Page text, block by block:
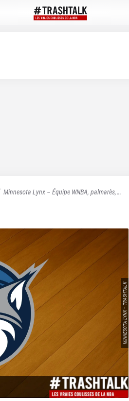
Minnesota Lynx – Équipe WNBA, palmarès,
MINNESOTA LYNX – TRASHTALK